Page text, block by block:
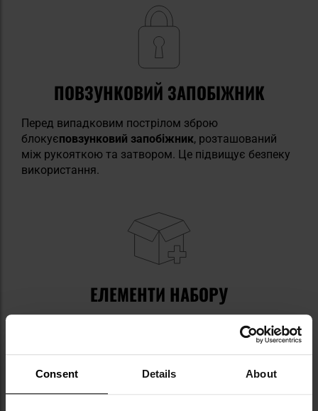
Consent Details About
ПОВЗУНКОВИЙ ЗАПОБІЖНИК
Перед випадковим пострілом зброю
блокуєповзунковий запобіжник, розташований
між рукояткою та затвором. Це підвищує безпеку
використання.
ЕЛЕМЕНТИ НАБОРУ
насадка для вистрілювання сигнальних ракет